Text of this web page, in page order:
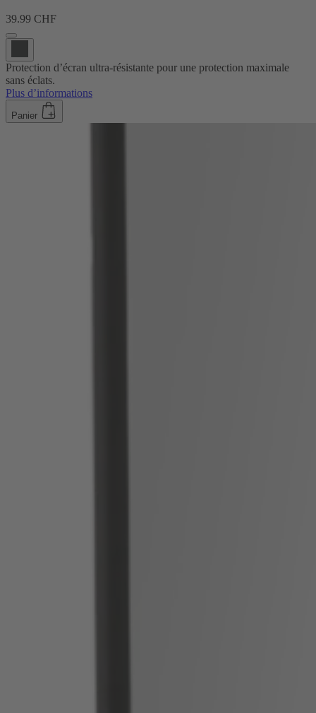
39.99 CHF
Protection d’écran ultra-résistante pour une protection maximale
sans éclats.
Plus d’informations
Panier